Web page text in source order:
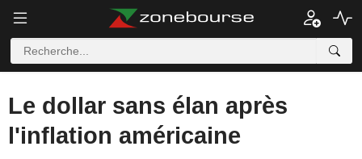
Le dollar sans élan après
l'inflation américaine